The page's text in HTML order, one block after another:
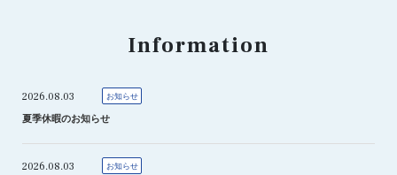
Information
2026.08.03 お知らせ
夏季休暇のお知らせ
2026.08.03 お知らせ